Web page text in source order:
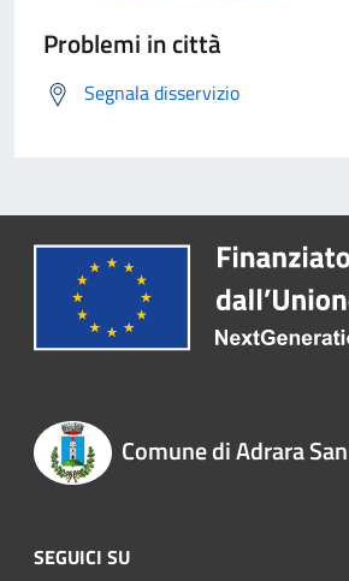
Problemi in città
Segnala disservizio
Comune di Adrara
SEGUICI SU